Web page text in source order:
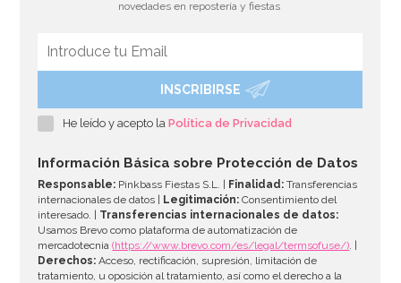
novedades en repostería y fiestas
INSCRIBIRSE
He leído y acepto laPolítica de Privacidad
Información Básica sobre Protección de Datos
Responsable: Pinkbass Fiestas S.L. | Finalidad: Transferencias
internacionales de datos |
Legitimación: Consentimiento del
interesado. | Transferencias internacionales de datos:
Usamos Brevo como plataforma de automatización de
mercadotecnia(https://www.brevo.com/es/legal/termsofuse/). |
Derechos: Acceso, rectificación, supresión, limitación de
tratamiento, u oposición al tratamiento, así como el derecho a la